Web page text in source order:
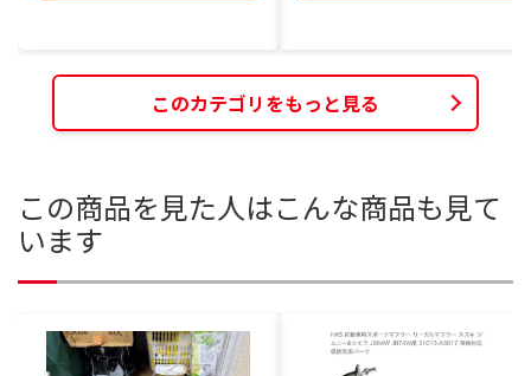
このカテゴリをもっと見る
この商品を見た人はこんな商品も見て
います